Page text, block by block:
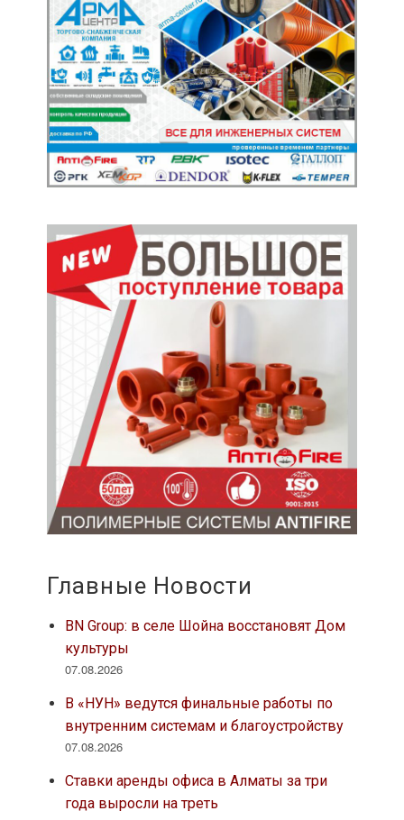
Главные Новости
BN Group: в селе Шойна восстановят Дом
культуры
07.08.2026
В «НУН» ведутся финальные работы по
внутренним системам и благоустройству
07.08.2026
Ставки аренды офиса в Алматы за три
года выросли на треть